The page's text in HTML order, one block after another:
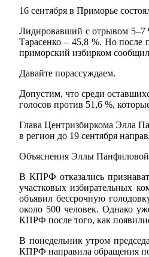
16 сентября в Приморье
Лидировавший с отрывом 5–7
Тарасенко – 45,8 %. Но после
приморский избирком сообщил
Давайте порассуждаем.
Допустим, что среди
голосов против 51,6 %,
Глава Центризбиркома Элла
в регион до 19 сентября
Объяснения Эллы Панфиловой
В КПРФ отказались
участковых избирательных
объявил бессрочную
около 500 человек. Однако
КПРФ после того, как
В понедельник утром
КПРФ направила обращения